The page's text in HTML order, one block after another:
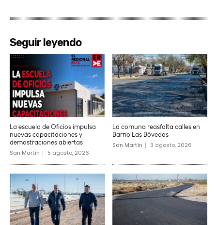
Seguir leyendo
La escuela de Oficios impulsa
nuevas capacitaciones y
demostraciones abiertas
San Martín 5 agosto, 2026
La comuna reasfalta calles en
Barrio Las Bóvedas
San Martín 3 agosto, 2026